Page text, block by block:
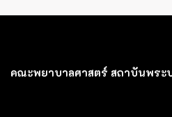
คณะพยาบาลศาสตร์ สถาบันพระ